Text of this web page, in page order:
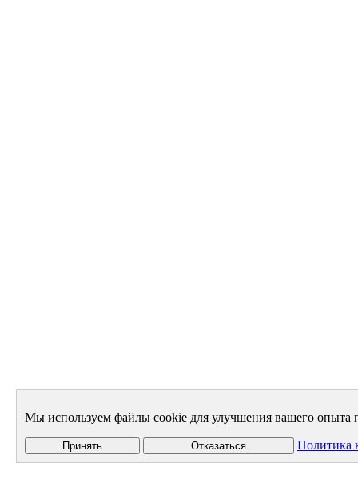
Мы используем файлы cookie для улучшения вашего опыта
Принять Отказаться Политика